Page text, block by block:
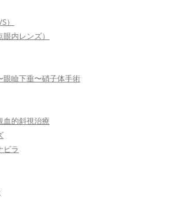
）
内レンズ）
眼瞼下垂〜硝子体手術
血的斜視治療
ラ